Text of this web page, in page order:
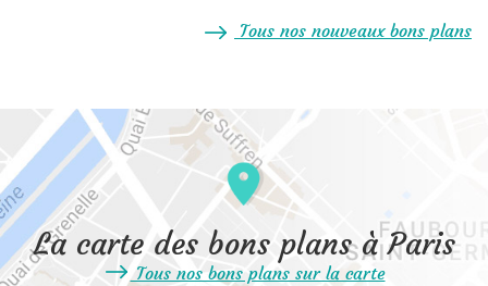
Tous nos nouveaux bons plans
La carte des bons plans à Paris
Tous nos bons plans sur la carte